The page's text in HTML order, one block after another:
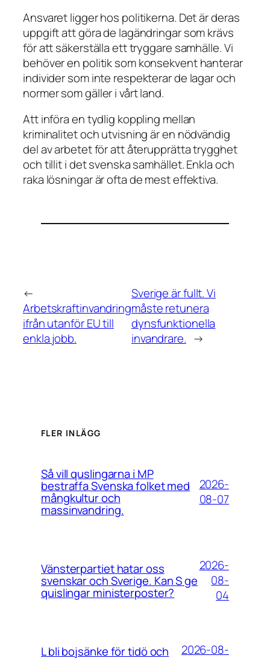
Ansvaret ligger hos politikerna. Det är deras
uppgift att göra de lagändringar som krävs
för att säkerställa ett tryggare samhälle. Vi
behöver en politik som konsekvent hanterar
individer som inte respekterar de lagar och
normer som gäller i vårt land.
Att införa en tydlig koppling mellan
kriminalitet och utvisning är en nödvändig
del av arbetet för att återupprätta trygghet
och tillit i det svenska samhället. Enkla och
raka lösningar är ofta de mest effektiva.
←
Arbetskraftinvandring
ifrån utanför EU till
enkla jobb.
Sverige är fullt. Vi
måste retunera
dynsfunktionella
invandrare. →
FLER INLÄGG
Så vill quslingarna i MP
bestraffa Svenska folket med
mångkultur och
massinvandring.
2026-
08-07
Vänsterpartiet hatar oss
svenskar och Sverige. Kan S ge
quislingar ministerposter?
2026-
08-
04
L bli bojsänke för tidö och
2026-08-